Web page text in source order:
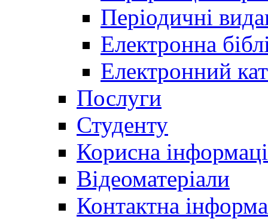
Періодичні
Електронна
Електронний
Послуги
Студенту
Корисна
Відеоматеріали
Контактна